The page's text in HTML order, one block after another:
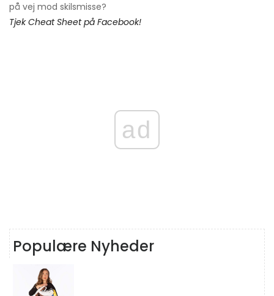
på vej mod skilsmisse?
Tjek Cheat Sheet på Facebook!
ad
Populære Nyheder